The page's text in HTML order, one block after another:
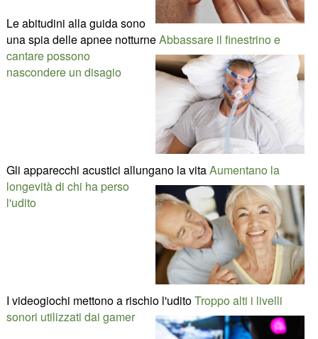
Le abitudini alla guida sono
una spia delle apnee notturneAbbassare il finestrino e
cantare possono
nascondere un disagio
Gli apparecchi acustici allungano la vitaAumentano la
longevità di chi ha perso
l'udito
I videogiochi mettono a rischio l'uditoTroppo alti i livelli
sonori utilizzati dai gamer